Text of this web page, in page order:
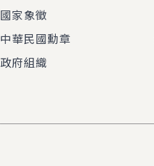
國家象徵
中華民國勳章
政府組織